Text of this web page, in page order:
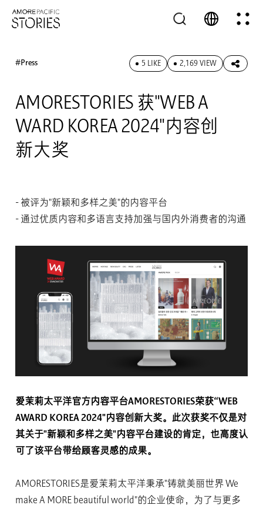
#Press 5 LIKE 2,169 VIEW
AMORESTORIES 获"WEB A
WARD KOREA 2024"内容创
新大奖
- 被评为"新颖和多样之美"的内容平台
- 通过优质内容和多语言支持加强与国内外消费者的沟通
爱茉莉太平洋官方内容平台AMORESTORIES荣获“WEB
AWARD KOREA 2024"内容创新大奖。此次获奖不仅是对
其关于"新颖和多样之美"内容平台建设的肯定，也高度认
可了该平台带给顾客灵感的成果。
AMORESTORIES是爱茉莉太平洋秉承"铸就美丽世界 We
make A MORE beautiful world"的企业使命，为了与更多